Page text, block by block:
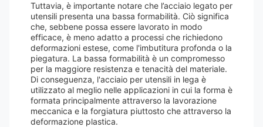
Tuttavia, è importante notare che l’acciaio legato per
utensili presenta una bassa formabilità. Ciò significa
che, sebbene possa essere lavorato in modo
efficace, è meno adatto a processi che richiedono
deformazioni estese, come l'imbutitura profonda o la
piegatura. La bassa formabilità è un compromesso
per la maggiore resistenza e tenacità del materiale.
Di conseguenza, l'acciaio per utensili in lega è
utilizzato al meglio nelle applicazioni in cui la forma è
formata principalmente attraverso la lavorazione
meccanica e la forgiatura piuttosto che attraverso la
deformazione plastica.